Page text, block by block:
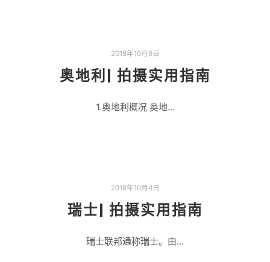
2018年10月9日
奥地利| 拍摄实用指南
1.奥地利概况 奥地…
2018年10月4日
瑞士| 拍摄实用指南
瑞士联邦通称瑞士。由…